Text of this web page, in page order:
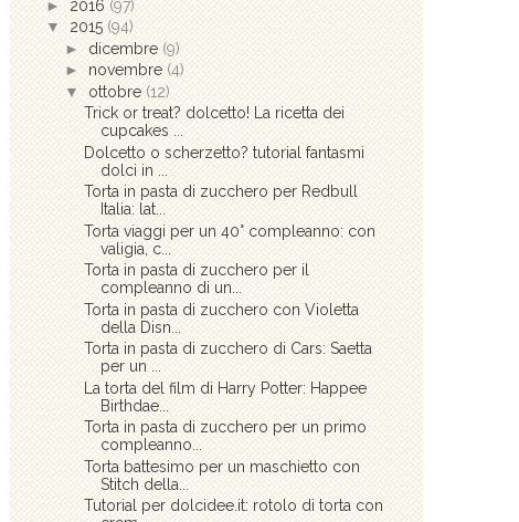
► 2016 (97)
▼ 2015 (94)
► dicembre (9)
► novembre (4)
▼ ottobre (12)
Trick or treat? dolcetto! La ricetta dei
cupcakes ...
Dolcetto o scherzetto? tutorial fantasmi
dolci in ...
Torta in pasta di zucchero per Redbull
Italia: lat...
Torta viaggi per un 40° compleanno: con
valigia, c...
Torta in pasta di zucchero per il
compleanno di un...
Torta in pasta di zucchero con Violetta
della Disn...
Torta in pasta di zucchero di Cars: Saetta
per un ...
La torta del film di Harry Potter: Happee
Birthdae...
Torta in pasta di zucchero per un primo
compleanno...
Torta battesimo per un maschietto con
Stitch della...
Tutorial per dolcidee.it: rotolo di torta con